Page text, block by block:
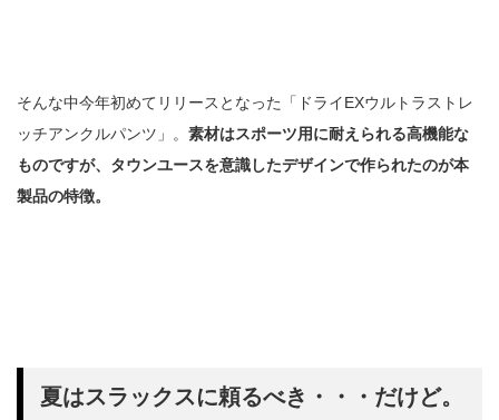
そんな中今年初めてリリースとなった「ドライEXウルトラストレ
ッチアンクルパンツ」。 素材はスポーツ用に耐えられる高機能な
ものですが、タウンユースを意識したデザインで作られたのが本
製品の特徴。
夏はスラックスに頼るべき・・・だけど。